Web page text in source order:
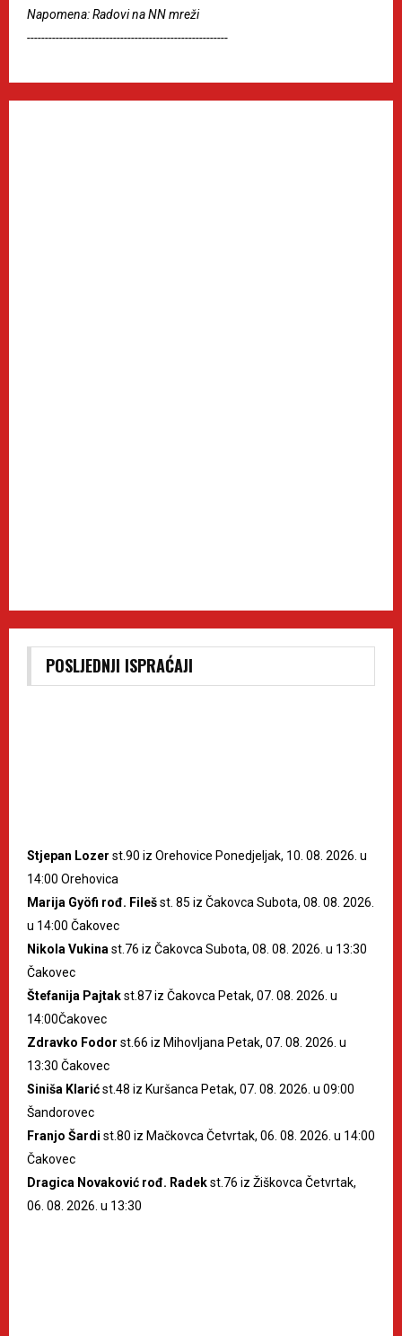
Napomena: Radovi na NN mreži
--------------------------------------------------------
POSLJEDNJI ISPRAĆAJI
Stjepan Lozer st.90 iz Orehovice Ponedjeljak, 10. 08. 2026. u
14:00 Orehovica
Marija Gyöfi rođ. Filešst. 85 iz Čakovca Subota, 08. 08. 2026.
u 14:00 Čakovec
Nikola Vukinast.76 iz Čakovca Subota, 08. 08. 2026. u 13:30
Čakovec
Štefanija Pajtakst.87 iz Čakovca Petak, 07. 08. 2026. u
14:00Čakovec
Zdravko Fodor st.66 iz Mihovljana Petak, 07. 08. 2026. u
13:30 Čakovec
Siniša Klarićst.48 iz Kuršanca Petak, 07. 08. 2026. u 09:00
Šandorovec
Franjo Šardi st.80 iz Mačkovca Četvrtak, 06. 08. 2026. u 14:00
Čakovec
Dragica Novaković rođ. Radekst.76 iz Žiškovca Četvrtak,
06. 08. 2026. u 13:30